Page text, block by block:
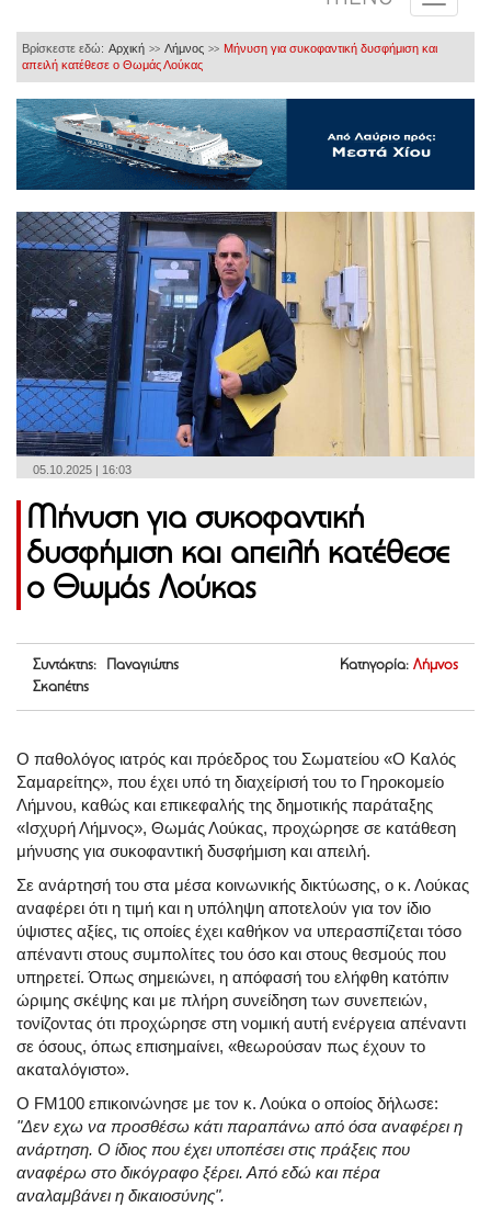
Βρίσκεστε εδώ: Αρχική >> Λήμνος >> Μήνυση για συκοφαντική δυσφήμιση και
απειλή κατέθεσε ο Θωμάς Λούκας
05.10.2025 | 16:03
Μήνυση για συκοφαντική
δυσφήμιση και απειλή κατέθεσε
ο Θωμάς Λούκας
Συντάκτης: Παναγιώτης
Σκαπέτης
Κατηγορία: Λήμνος
Ο παθολόγος ιατρός και πρόεδρος του Σωματείου «Ο Καλός
Σαμαρείτης», που έχει υπό τη διαχείρισή του το Γηροκομείο
Λήμνου, καθώς και επικεφαλής της δημοτικής παράταξης
«Ισχυρή Λήμνος», Θωμάς Λούκας, προχώρησε σε κατάθεση
μήνυσης για συκοφαντική δυσφήμιση και απειλή.
Σε ανάρτησή του στα μέσα κοινωνικής δικτύωσης, ο κ. Λούκας
αναφέρει ότι η τιμή και η υπόληψη αποτελούν για τον ίδιο
ύψιστες αξίες, τις οποίες έχει καθήκον να υπερασπίζεται τόσο
απέναντι στους συμπολίτες του όσο και στους θεσμούς που
υπηρετεί. Όπως σημειώνει, η απόφασή του ελήφθη κατόπιν
ώριμης σκέψης και με πλήρη συνείδηση των συνεπειών,
τονίζοντας ότι προχώρησε στη νομική αυτή ενέργεια απέναντι
σε όσους, όπως επισημαίνει, «θεωρούσαν πως έχουν το
ακαταλόγιστο».
Ο FM100 επικοινώνησε με τον κ. Λούκα ο οποίος δήλωσε:
"Δεν εχω να προσθέσω κάτι παραπάνω από όσα αναφέρει η
ανάρτηση. Ο ίδιος που έχει υποπέσει στις πράξεις που
αναφέρω στο δικόγραφο ξέρει. Από εδώ και πέρα
αναλαμβάνει η δικαιοσύνης".